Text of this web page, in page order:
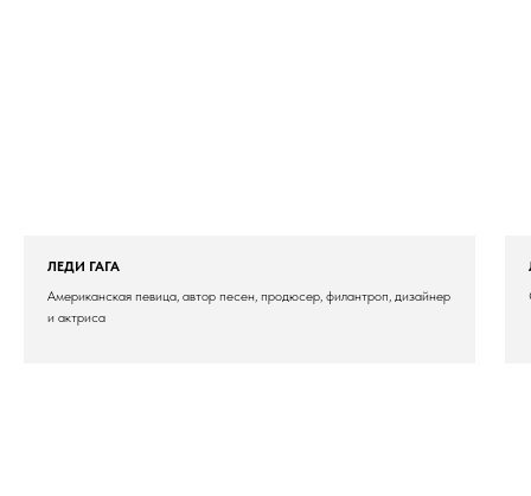
ЛЕДИ ГАГА
Американская певица, автор песен, продюсер, филантроп, дизайнер
и актриса